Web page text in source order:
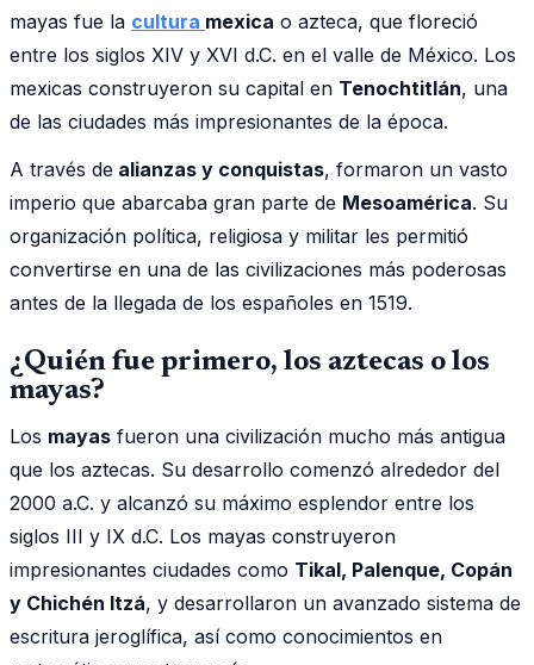
mayas fue la cultura mexica o azteca, que floreció
entre los siglos XIV y XVI d.C. en el valle de México. Los
mexicas construyeron su capital en Tenochtitlán, una
de las ciudades más impresionantes de la época.
A través de alianzas y conquistas, formaron un vasto
imperio que abarcaba gran parte de Mesoamérica. Su
organización política, religiosa y militar les permitió
convertirse en una de las civilizaciones más poderosas
antes de la llegada de los españoles en 1519.
¿Quién fue primero, los aztecas o los
mayas?
Los mayas fueron una civilización mucho más antigua
que los aztecas. Su desarrollo comenzó alrededor del
2000 a.C. y alcanzó su máximo esplendor entre los
siglos III y IX d.C. Los mayas construyeron
impresionantes ciudades como Tikal, Palenque, Copán
y Chichén Itzá, y desarrollaron un avanzado sistema de
escritura jeroglífica, así como conocimientos en